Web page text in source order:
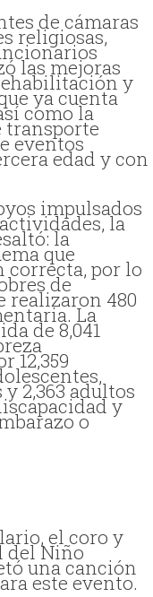
de cámaras
religiosas,
las mejoras
y
ya cuenta
como la
transporte
eventos
edad y con
impulsados
la
la
que
correcta, por lo
de
realizaron 480
La
de 8,041
12,359
y 2,363 adultos
y
o
el coro y
del Niño
una canción
este evento.